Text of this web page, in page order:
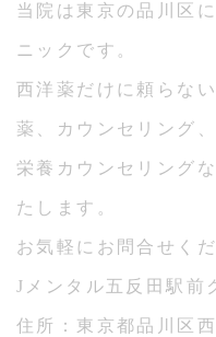
当院は東京の品川区
ニックです。
西洋薬だけに頼らな
薬、カウンセリング
栄養カウンセリング
たします。
お気軽にお問合せくだ
Jメンタル五反田駅前
住所：東京都品川区